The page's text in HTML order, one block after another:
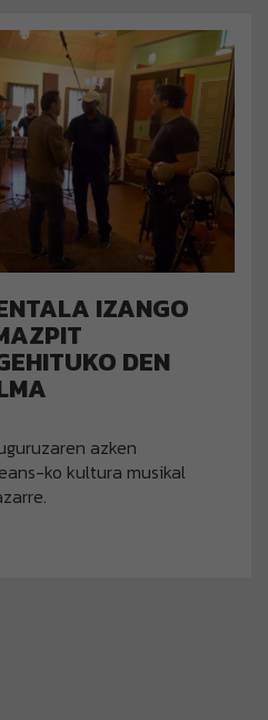
IZANGO
DEN
azken
ko kultura musikal